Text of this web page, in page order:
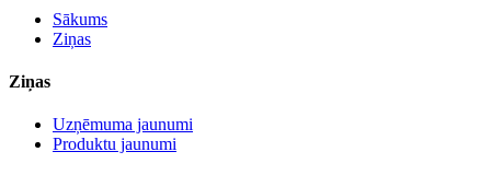
Sākums
Ziņas
Ziņas
Uzņēmuma jaunumi
Produktu jaunumi